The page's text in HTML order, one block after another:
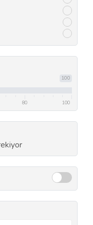
100
80 100